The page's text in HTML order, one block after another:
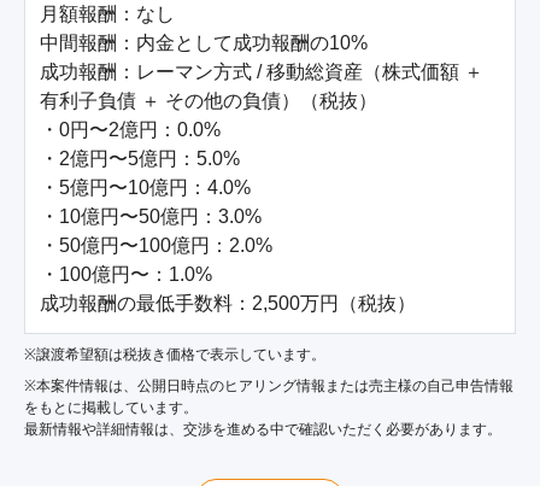
月額報酬：なし
中間報酬：内金として成功報酬の10%
成功報酬：レーマン方式 / 移動総資産（株式価額 ＋
有利子負債 ＋ その他の負債）（税抜）
・0円〜2億円：0.0%
・2億円〜5億円：5.0%
・5億円〜10億円：4.0%
・10億円〜50億円：3.0%
・50億円〜100億円：2.0%
・100億円〜：1.0%
成功報酬の最低手数料：2,500万円（税抜）
※譲渡希望額は税抜き価格で表示しています。
※本案件情報は、公開日時点のヒアリング情報または売主様の自己申告情報
をもとに掲載しています。
最新情報や詳細情報は、交渉を進める中で確認いただく必要があります。